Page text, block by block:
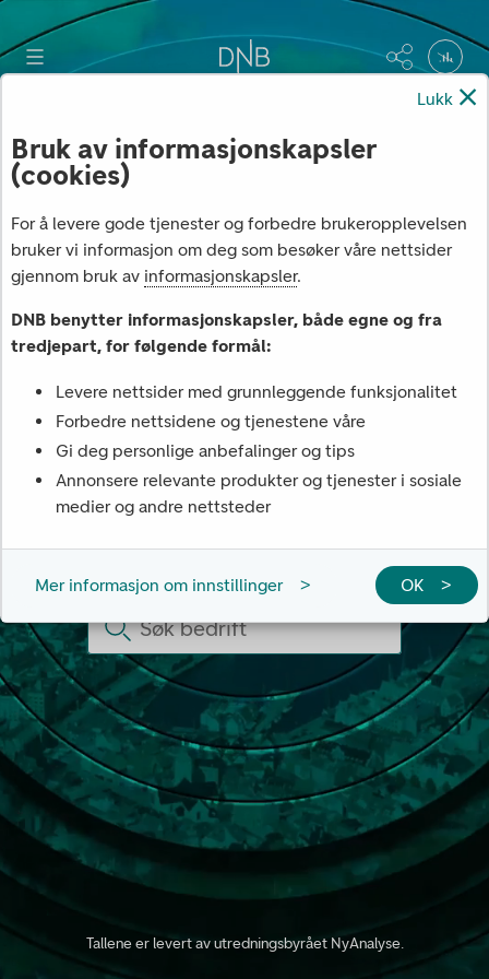
Søk bedrift Bla
Tallene er levert av utredningsbyrået NyAnalyse.
Lukk ×
Bruk av informasjonskapsler
(cookies)
For å levere gode tjenester og forbedre brukeropplevelsen
bruker vi informasjon om deg som besøker våre nettsider
gjennom bruk av informasjonskapsler.
DNB benytter informasjonskapsler, både egne og fra
tredjepart, for følgende formål:
Levere nettsider med grunnleggende funksjonalitet
Forbedre nettsidene og tjenestene våre
Gi deg personlige anbefalinger og tips
Annonsere relevante produkter og tjenester i sosiale
medier og andre nettsteder
Mer informasjon om innstillinger OK